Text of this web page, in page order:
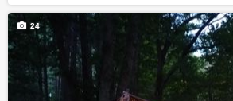
24